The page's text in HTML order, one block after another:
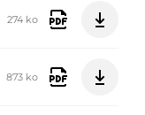
274 ko
873 ko